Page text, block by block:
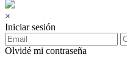
×
Iniciar sesión
Olvidé mi contraseña